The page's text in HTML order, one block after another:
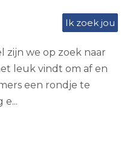
Ik zoek jou
zijn we op zoek naar
leuk vindt om af en
een rondje te